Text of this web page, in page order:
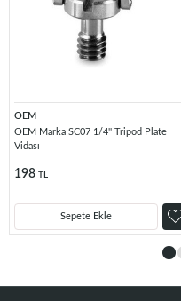
OEM
OEM Marka SC07 1/4'' Tripod Plate
Vidası
198 TL
Sepete Ekle